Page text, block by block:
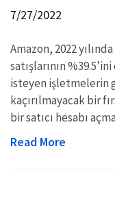
7/27/2022
Amazon, 2022
satışlarının
isteyen işletmelerin
kaçırılmayacak bir
bir satıcı hesabı
Read More